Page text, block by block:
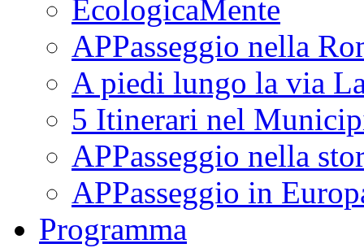
EcologicaMente
APPasseggio nella
A piedi lungo la via
5 Itinerari nel
APPasseggio nella
APPasseggio in
Programma